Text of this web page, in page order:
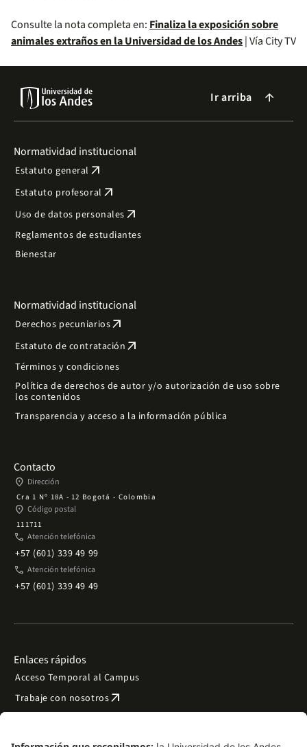
Consulte la nota completa en: Finaliza la exposición sobre
animales extraños en la Universidad de los Andes| Vía City TV
Ir arriba arrow_forward
Normatividad institucional
Estatuto general arrow_outward
Estatuto profesoral arrow_outward
Uso de datos personales arrow_outward
Reglamentos de estudiantes
Bienestar
Normatividad institucional
Derechos pecuniariosarrow_outward
Estatuto de contratación arrow_outward
Términos y condiciones
Política de derechos de autor y/o autorización de uso sobre
los contenidos
Transparencia y acceso a la información pública
Contacto
place Dirección
Cra 1 Nº 18A - 12 Bogotá - Colombia
place Código postal
111711
phone Atención telefónica
+57 (601) 339 49 99
phone Atención telefónica
+57 (601) 339 49 49
Enlaces rápidos
Acceso Temporal al Campus
Trabaje con nosotrosarrow_outward
Preguntas frecuentes